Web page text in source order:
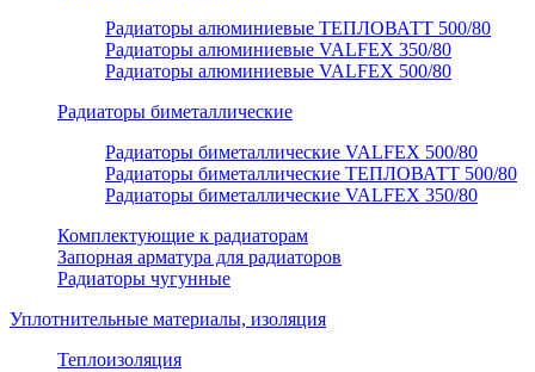
Радиаторы алюминиевые ТЕПЛОВАТТ 500/80
Радиаторы алюминиевые VALFEX 350/80
Радиаторы алюминиевые VALFEX 500/80
Радиаторы биметаллические
Радиаторы биметаллические VALFEX 500/80
Радиаторы биметаллические ТЕПЛОВАТТ 500/80
Радиаторы биметаллические VALFEX 350/80
Комплектующие к радиаторам
Запорная арматура для радиаторов
Радиаторы чугунные
Уплотнительные материалы, изоляция
Теплоизоляция